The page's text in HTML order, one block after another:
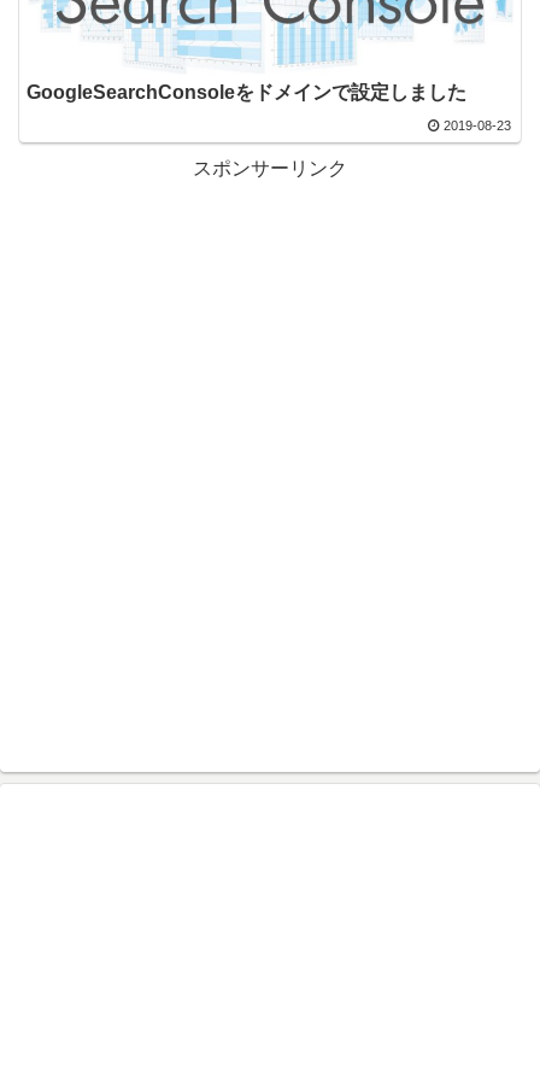
GoogleSearchConsoleをドメインで設定しました
2019-08-23
スポンサーリンク